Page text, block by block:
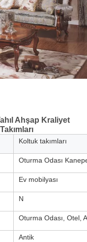
Ahşap Kraliyet
Koltuk takımları
Oturma Odası
Ev mobilyası
N
Oturma Odası, Otel,
Antik